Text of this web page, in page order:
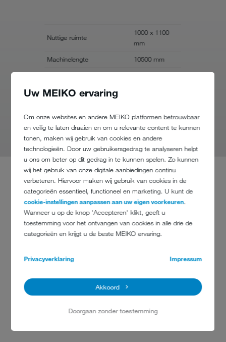
Uw MEIKO ervaring
Om onze websites en andere MEIKO platformen betrouwbaar
en veilig te laten draaien en om u relevante content te kunnen
tonen, maken wij gebruik van cookies en andere
technologieën. Door uw gebruikersgedrag te analyseren helpt
u ons om beter op dit gedrag in te kunnen spelen. Zo kunnen
wij het gebruik van onze digitale aanbiedingen continu
verbeteren. Hiervoor maken wij gebruik van cookies in de
categorieën essentieel, functioneel en marketing. U kunt de
cookie-instellingen aanpassen aan uw eigen voorkeuren.
Wanneer u op de knop 'Accepteren' klikt, geeft u
toestemming voor het ontvangen van cookies in alle drie de
categorieën en krijgt u de beste MEIKO ervaring.
Privacyverklaring Impressum
Akkoord
Doorgaan zonder toestemming
Nuttige ruimte
1000 x 1100
mm
Machinelengte
10500 mm
Verdere technische gegevens
DOWNLOADS
MEIKO Trolleywassers (English)
Brochures
NU EEN OFFERTE
AANVRAGEN!